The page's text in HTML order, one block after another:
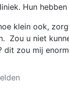
Hun
klein ook,
Zou u niet
dit zou mij enorm